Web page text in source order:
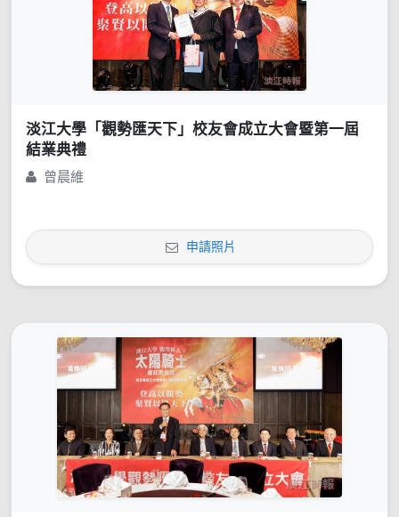
淡江大學「觀勢匯天下」校友會成立大會暨第一屆
結業典禮
曾晨維
申請照片